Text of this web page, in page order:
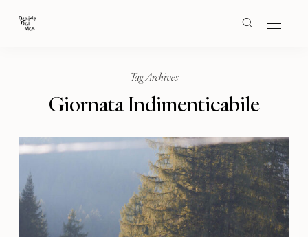
Tag Archives
Giornata Indimenticabile